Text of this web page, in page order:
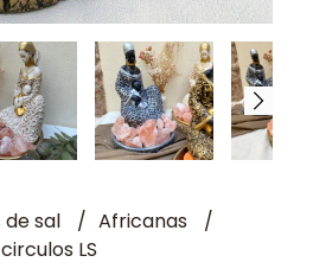
de sal
Africanas
LS